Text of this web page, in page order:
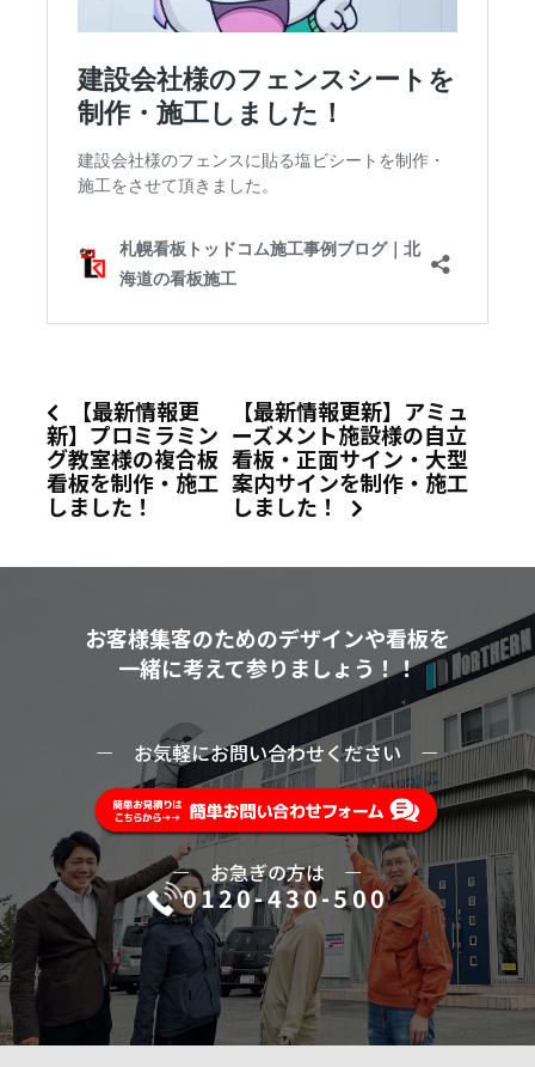
【最新情報更
新】プロミラミン
グ教室様の複合板
看板を制作・施工
しました！
【最新情報更新】アミュ
ーズメント施設様の自立
看板・正面サイン・大型
案内サインを制作・施工
しました！
お客様集客のためのデザインや看板を
一緒に考えて参りましょう！！
ー お気軽にお問い合わせください ー
ーお急ぎの方は ー
0120-430-500